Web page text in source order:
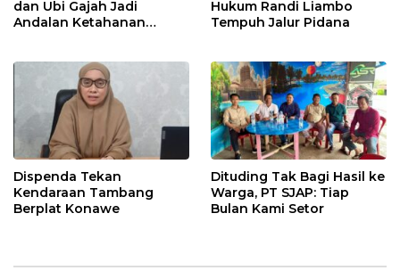
dan Ubi Gajah Jadi
Andalan Ketahanan
Hukum Randi Liambo
Tempuh Jalur Pidana
Dispenda Tekan
Kendaraan Tambang
Berplat Konawe
Dituding Tak Bagi Hasil ke
Warga, PT SJAP: Tiap
Bulan Kami Setor